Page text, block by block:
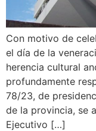
Con motivo de
el día de la
herencia cultural
profundamente
78/23, de
de la provincia, se
Ejecutivo […]